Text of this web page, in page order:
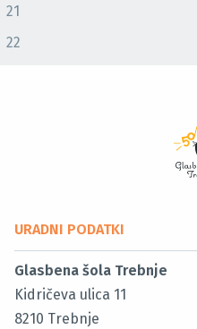
21
22
URADNI PODATKI
Glasbena šola Trebnje
Kidričeva ulica 11
8210 Trebnje